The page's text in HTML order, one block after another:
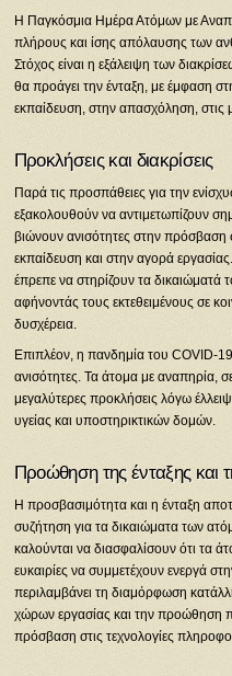
Η Παγκόσμια Ημέρα Ατόμων με
πλήρους και ίσης απόλαυσης των
Στόχος είναι η εξάλειψη των
θα προάγει την ένταξη, με έμφαση
εκπαίδευση, στην απασχόληση, στις
Προκλήσεις και διακρίσεις
Παρά τις προσπάθειες για την
εξακολουθούν να αντιμετωπίζουν
βιώνουν ανισότητες στην πρόσβαση
εκπαίδευση και στην αγορά
έπρεπε να στηρίζουν τα δικαιώματά
αφήνοντάς τους εκτεθειμένους σε
δυσχέρεια.
Επιπλέον, η πανδημία του COVID-19
ανισότητες. Τα άτομα με αναπηρία,
μεγαλύτερες προκλήσεις λόγω
υγείας και υποστηρικτικών δομών.
Προώθηση της ένταξης και
Η προσβασιμότητα και η ένταξη
συζήτηση για τα δικαιώματα των
καλούνται να διασφαλίσουν ότι τα
ευκαιρίες να συμμετέχουν ενεργά
περιλαμβάνει τη διαμόρφωση
χώρων εργασίας και την προώθηση
πρόσβαση στις τεχνολογίες